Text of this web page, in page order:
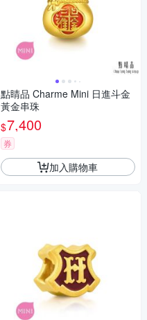
點睛品 Charme Mini 日進斗金
黃金串珠
$7,400
券
加入購物車